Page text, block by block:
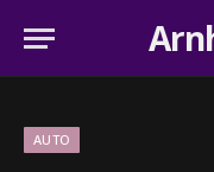
AUTO